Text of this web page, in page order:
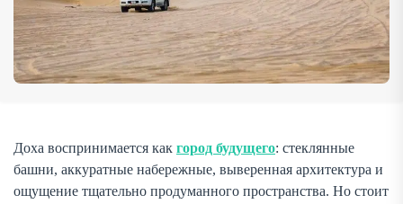
Доха воспринимается как город будущего: стеклянные
башни, аккуратные набережные, выверенная архитектура и
ощущение тщательно продуманного пространства. Но стоит